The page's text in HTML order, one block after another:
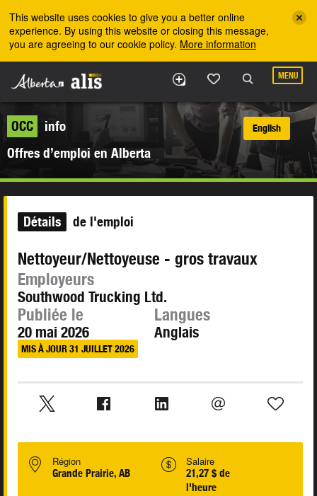
This website uses cookies to give you a better online
experience. By using this website or closing this message,
you are agreeing to our cookie policy. More information
MENU
OCC
info
Offres d’emploi en Alberta
English
Détails de l'emploi
Nettoyeur/Nettoyeuse - gros travaux
Employeurs
Southwood Trucking Ltd.
Publiée le
20 mai 2026
MIS À JOUR 31 JUILLET 2026
Langues
Anglais
Région
Grande Prairie, AB
Salaire
21,27 $ de
l'heure